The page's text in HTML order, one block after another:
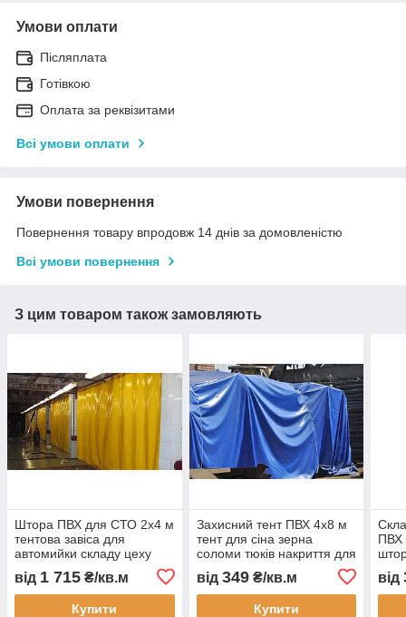
Умови оплати
Післяплата
Готівкою
Оплата за реквізитами
Всі умови оплати
Умови повернення
Повернення товару впродовж 14 днів за домовленістю
Всі умови повернення
З цим товаром також замовляють
Штора ПВХ для СТО 2x4 м
тентова завіса для
автомийки складу цеху
пилу вологи тепла з
монтажем Тент Строй
від 1 715 ₴/кв.м
Купити
Захисний тент ПВХ 4x8 м
тент для сіна зерна
соломи тюків накриття для
будматеріалів укриття
недобудови водостійкий
від 349₴/кв.м
Купити
ПВХ
від